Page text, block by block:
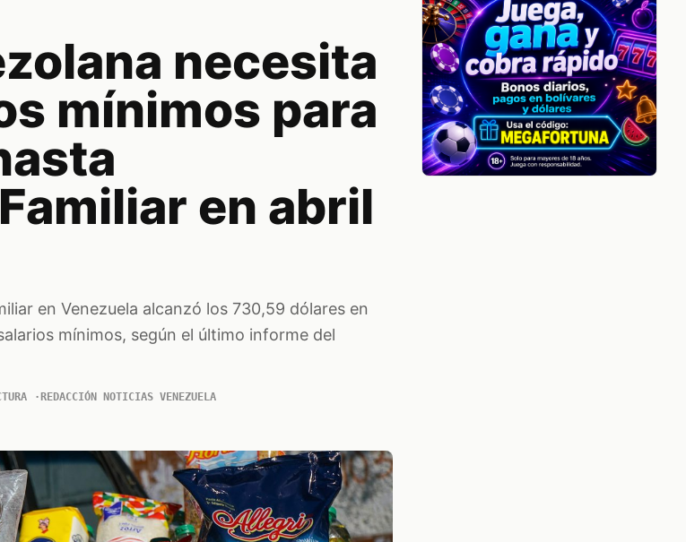
necesita
mínimos para
en abril
en Venezuela alcanzó los 730,59 dólares en
mínimos, según el último informe del
REDACCIÓN NOTICIAS VENEZUELA